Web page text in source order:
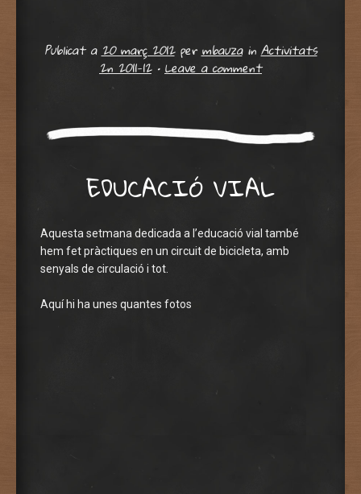
Publicat a20 març 2012permbauza inActivitats
2n 2011-12 •Leave a comment
EDUCACIÓ VIAL
Aquesta setmana dedicada a l’educació vial també
hem fet pràctiques en un circuit de bicicleta, amb
senyals de circulació i tot.
Aquí hi ha unes quantes fotos